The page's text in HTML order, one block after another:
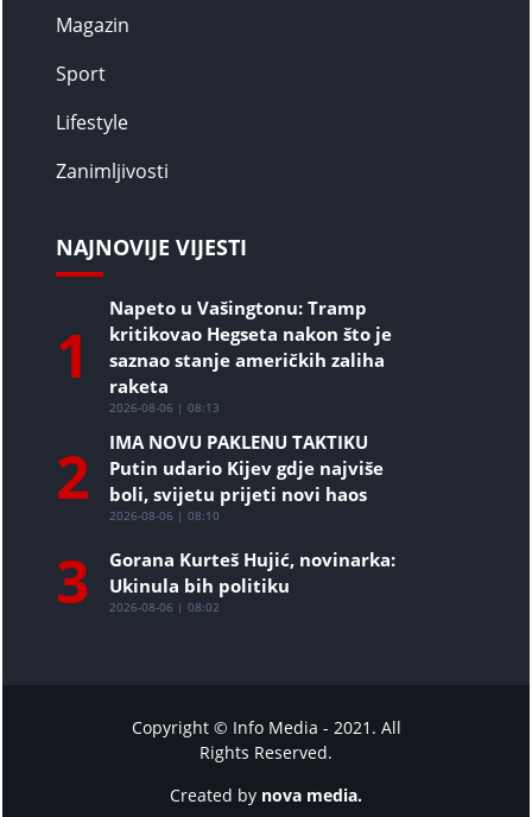
Magazin
Sport
Lifestyle
Zanimljivosti
NAJNOVIJE VIJESTI
1
Napeto u Vašingtonu: Tramp
kritikovao Hegseta nakon što je
saznao stanje američkih zaliha
raketa
2026-08-06 | 08:13
2
IMA NOVU PAKLENU TAKTIKU
Putin udario Kijev gdje najviše
boli, svijetu prijeti novi haos
2026-08-06 | 08:10
3
Gorana Kurteš Hujić, novinarka:
Ukinula bih politiku
2026-08-06 | 08:02
Copyright © Info Media - 2021. All
Rights Reserved.
Created by nova media.